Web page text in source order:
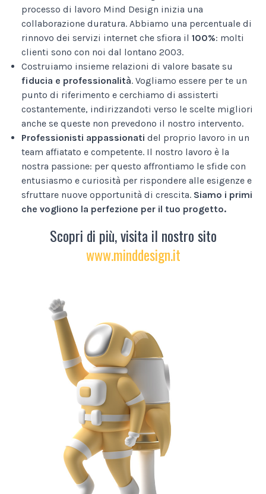
processo di lavoro Mind Design inizia una
collaborazione duratura. Abbiamo una percentuale di
rinnovo dei servizi internet che sfiora il 100%: molti
clienti sono con noi dal lontano 2003.
Costruiamo insieme relazioni di valore basate su
fiducia e professionalità. Vogliamo essere per te un
punto di riferimento e cerchiamo di assisterti
costantemente, indirizzandoti verso le scelte migliori
anche se queste non prevedono il nostro intervento.
Professionisti appassionati del proprio lavoro in un
team affiatato e competente. Il nostro lavoro è la
nostra passione: per questo affrontiamo le sfide con
entusiasmo e curiosità per rispondere alle esigenze e
sfruttare nuove opportunità di crescita. Siamo i primi
che vogliono la perfezione per il tuo progetto.
Scopri di più, visita il nostro sito
www.minddesign.it